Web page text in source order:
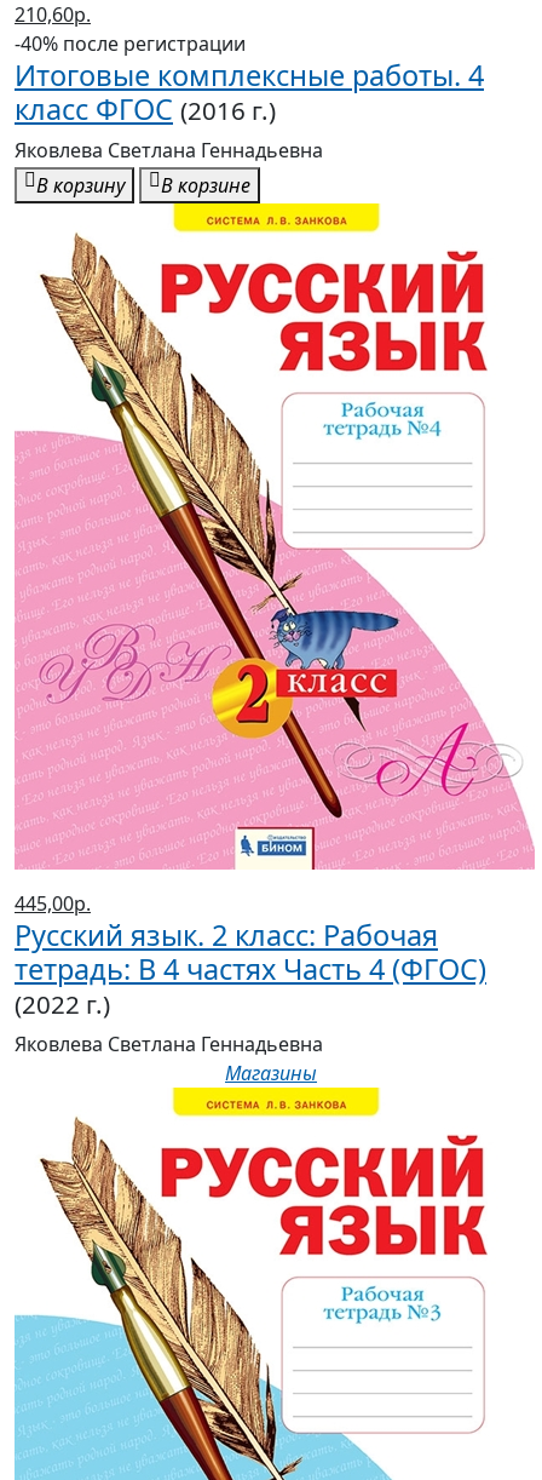
210,60р.
-40% после регистрации
Итоговые комплексные работы. 4
класс ФГОС (2016 г.)
Яковлева Светлана Геннадьевна
В корзину
В корзине
445,00р.
Русский язык. 2 класс: Рабочая
тетрадь: В 4 частях Часть 4 (ФГОС)
(2022 г.)
Яковлева Светлана Геннадьевна
Магазины